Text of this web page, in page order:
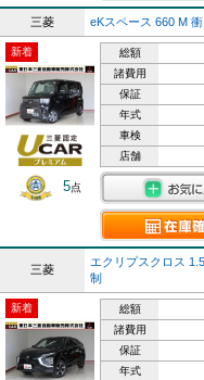
三菱 eKスペース 660 M
新着
5点
総額
諸費用
保証
年式
車検
店舗
三菱
エクリプスクロス
制
新着 総額
諸費用
保証
年式